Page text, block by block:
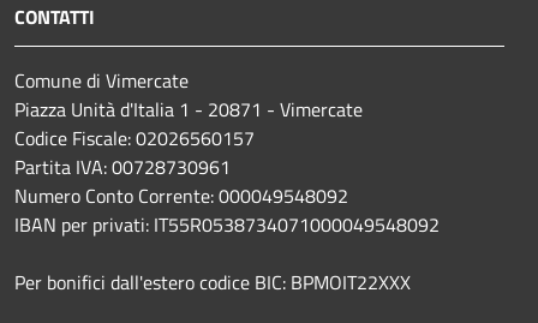
CONTATTI
Comune di Vimercate
Piazza Unità d'Italia 1 - 20871 - Vimercate
Codice Fiscale: 02026560157
Partita IVA: 00728730961
Numero Conto Corrente: 000049548092
IBAN per privati: IT55R0538734071000049548092
Per bonifici dall'estero codice BIC: BPMOIT22XXX